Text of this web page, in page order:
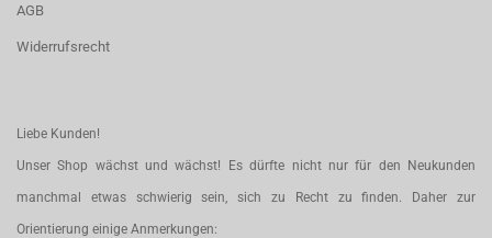
AGB
Widerrufsrecht
Liebe Kunden!
Unser Shop wächst und wächst! Es dürfte nicht nur für den Neukunden
manchmal etwas schwierig sein, sich zu Recht zu finden. Daher zur
Orientierung einige Anmerkungen: